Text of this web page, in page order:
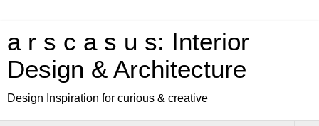
a r s c a s u s: Interior
Design & Architecture
Design Inspiration for curious & creative